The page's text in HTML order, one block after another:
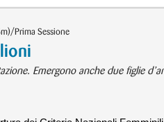
Prima Sessione
Emergono anche due figlie